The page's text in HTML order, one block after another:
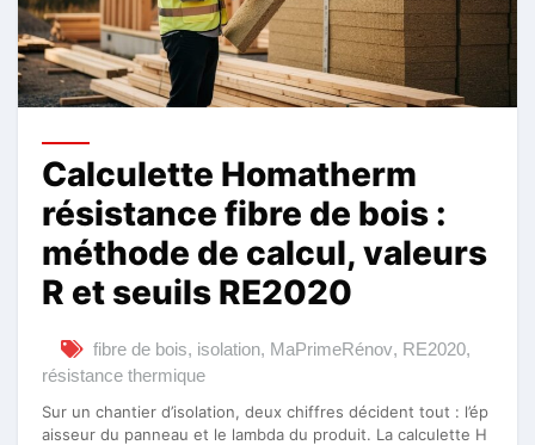
Calculette Homatherm
résistance fibre de bois :
méthode de calcul, valeurs
R et seuils RE2020
fibre de bois, isolation, MaPrimeRénov, RE2020,
résistance thermique
Sur un chantier d’isolation, deux chiffres décident tout : l’ép
aisseur du panneau et le lambda du produit. La calculette H